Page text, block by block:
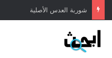
شوربة العدس الأصلية